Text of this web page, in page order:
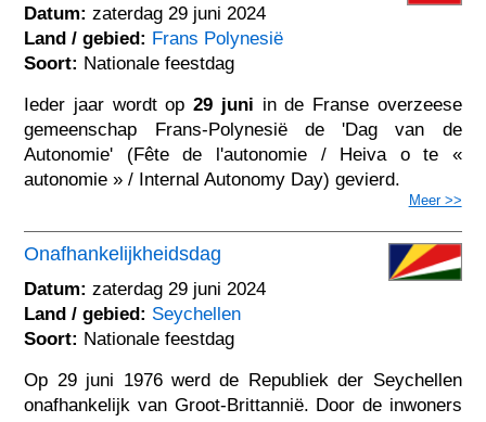
Datum: zaterdag 29 juni 2024
Land / gebied: Frans Polynesië
Soort: Nationale feestdag
Ieder jaar wordt op29 juni in de Franse overzeese
gemeenschap Frans-Polynesië de 'Dag van de
Autonomie' (Fête de l'autonomie / Heiva o te «
autonomie » / Internal Autonomy Day) gevierd.
Meer >>
Onafhankelijkheidsdag
Datum: zaterdag 29 juni 2024
Land / gebied: Seychellen
Soort: Nationale feestdag
Op 29 juni 1976 werd de Republiek der Seychellen
onafhankelijk van Groot-Brittannië. Door de inwoners